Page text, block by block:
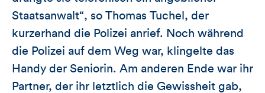
Staatsanwalt“, so Thomas Tuchel, der
kurzerhand die Polizei anrief. Noch während
die Polizei auf dem Weg war, klingelte das
Handy der Seniorin. Am anderen Ende war ihr
Partner, der ihr letztlich die Gewissheit gab,